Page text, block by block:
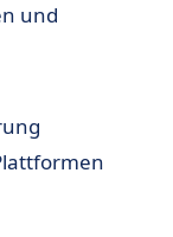
und